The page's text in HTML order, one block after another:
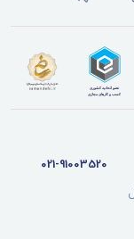
021-91003520